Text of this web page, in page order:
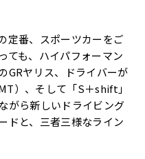
定番、スポーツカーをご
ても、ハイパフォーマン
GRヤリス、ドライバーが
）、そして「S＋shift」
がら新しいドライビング
ドと、三者三様なライン